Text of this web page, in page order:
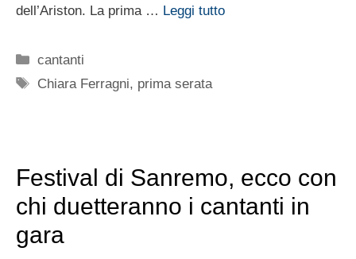
dell’Ariston. La prima … Leggi tutto
Categorie
cantanti
Tag
Chiara Ferragni, prima serata
Festival di Sanremo, ecco con
chi duetteranno i cantanti in
gara